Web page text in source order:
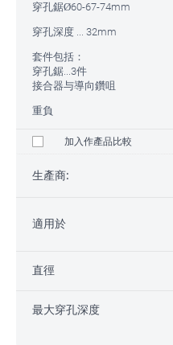
穿孔鋸Ø60-67-74mm
穿孔深度 ... 32mm
套件包括：
穿孔鋸...3件
接合器与導向鑽咀
重負
加入作產品比較
生產商:
適用於
直徑
最大穿孔深度